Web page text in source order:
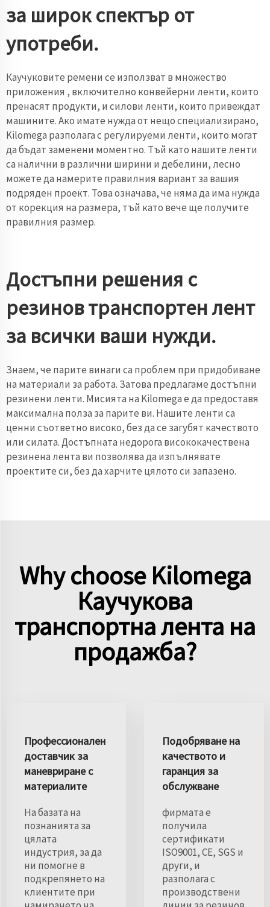
за широк спектър от
употреби.
Каучуковите ремени се използват в множество
приложения , включително конвейерни ленти, които
пренасят продукти, и силови ленти, които привеждат
машините. Ако имате нужда от нещо специализирано,
Kilomega разполага с регулируеми ленти, които могат
да бъдат заменени моментно. Тъй като нашите ленти
са налични в различни ширини и дебелини, лесно
можете да намерите правилния вариант за вашия
подряден проект. Това означава, че няма да има нужда
от корекция на размера, тъй като вече ще получите
правилния размер.
Достъпни решения с
резинов транспортен лент
за всички ваши нужди.
Знаем, че парите винаги са проблем при придобиване
на материали за работа. Затова предлагаме достъпни
резинени ленти. Мисията на Kilomega е да предоставя
максимална полза за парите ви. Нашите ленти са
ценни съответно високо, без да се загубят качеството
или силата. Достъпната недорога висококачествена
резинена лента ви позволява да изпълнявате
проектите си, без да харчите цялото си запазено.
Why choose Kilomega
Каучукова
транспортна лента на
продажба?
Профессионален
доставчик за
маневриране с
материалите
На базата на
познанията за
цялата
индустрия, за да
ни помогне в
подкрепянето на
клиентите при
Подобряване на
качеството и
гаранция за
обслужване
фирмата е
получила
сертификати
ISO9001, CE, SGS и
други, и
разполага с
производствени